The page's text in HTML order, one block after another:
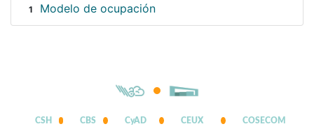
1 Modelo de ocupación
CSH CBS CyAD CEUX COSECOM